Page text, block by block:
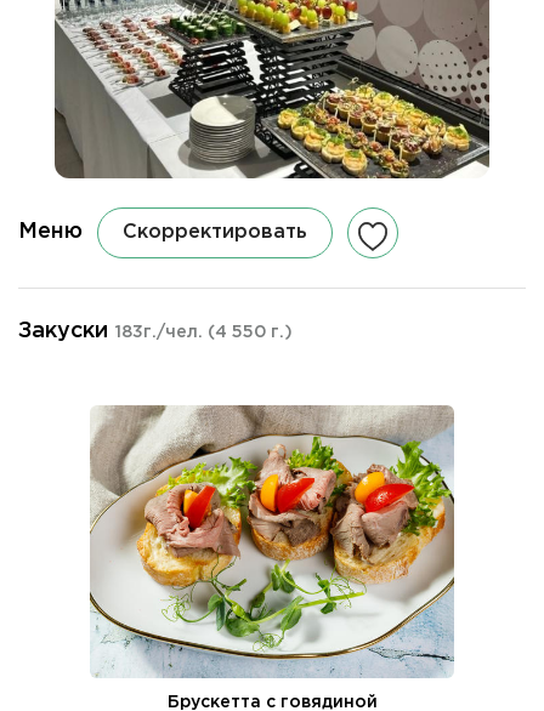
Меню Скорректировать
Закуски 183г./чел. (4 550 г.)
Брускетта с говядиной